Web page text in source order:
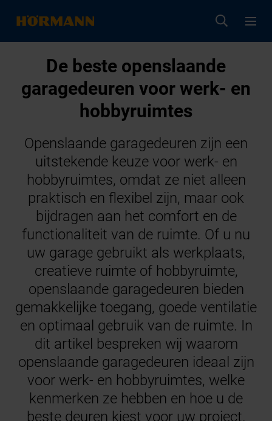
De beste openslaande
garagedeuren voor werk- en
hobbyruimtes
Openslaande garagedeuren zijn een
uitstekende keuze voor werk- en
hobbyruimtes, omdat ze niet alleen
praktisch en flexibel zijn, maar ook
bijdragen aan het comfort en de
functionaliteit van de ruimte. Of u nu
uw garage gebruikt als werkplaats,
creatieve ruimte of hobbyruimte,
openslaande garagedeuren bieden
gemakkelijke toegang, goede ventilatie
en optimaal gebruik van de ruimte. In
dit artikel bespreken wij waarom
openslaande garagedeuren ideaal zijn
voor werk- en hobbyruimtes, welke
kenmerken ze hebben en hoe u de
beste deuren kiest voor uw project.